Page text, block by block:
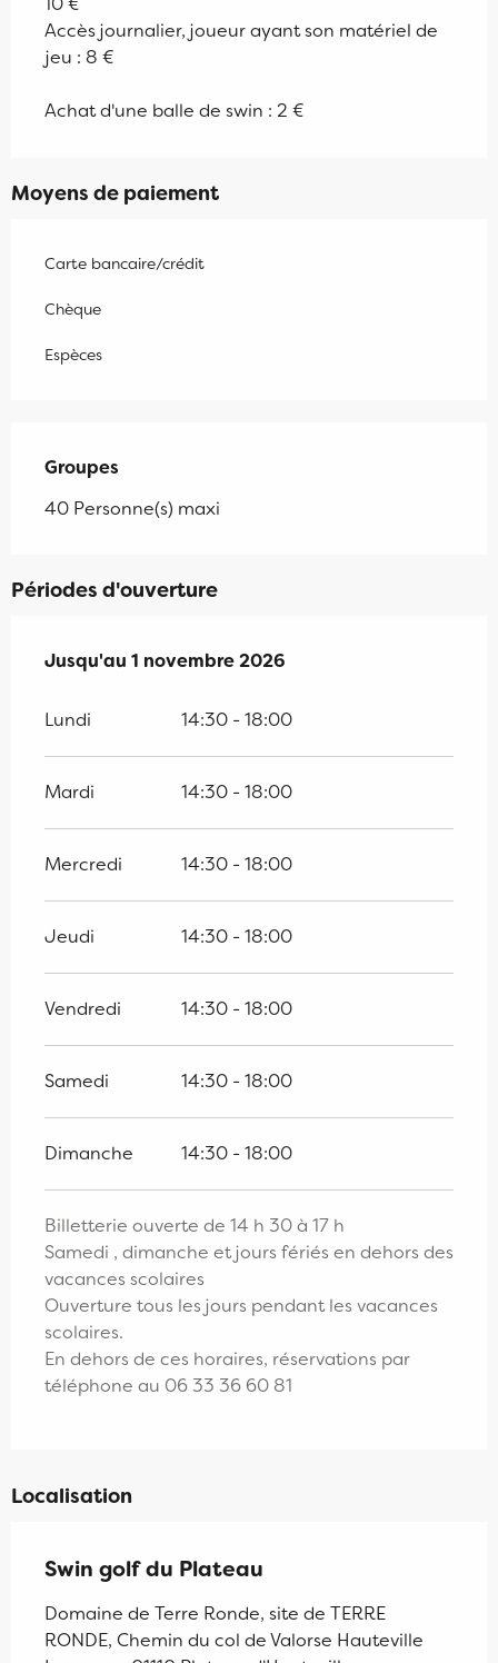
Accès journalier, joueur ayant son matériel de
jeu : 8 €
Achat d'une balle de swin : 2 €
Moyens de paiement
Carte bancaire/crédit
Chèque
Espèces
Groupes
Groupes
40 Personne(s) maxi
Périodes d'ouverture
Du4 avril 2026au1 novembre 2026
Jusqu'au 1 novembre 2026
Lundi 14:30 - 18:00
Mardi 14:30 - 18:00
Mercredi 14:30 - 18:00
Jeudi 14:30 - 18:00
Vendredi 14:30 - 18:00
Samedi 14:30 - 18:00
Dimanche 14:30 - 18:00
Billetterie ouverte de 14 h 30 à 17 h
Samedi , dimanche et jours fériés en dehors des
vacances scolaires
Ouverture tous les jours pendant les vacances
scolaires.
En dehors de ces horaires, réservations par
téléphone au 06 33 36 60 81
Localisation
Swin golf du Plateau
Domaine de Terre Ronde, site de TERRE
RONDE, Chemin du col de Valorse Hauteville